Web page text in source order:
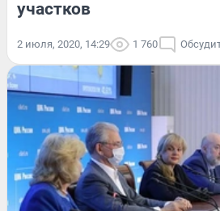
участков
2 июля, 2020, 14:29 1 760